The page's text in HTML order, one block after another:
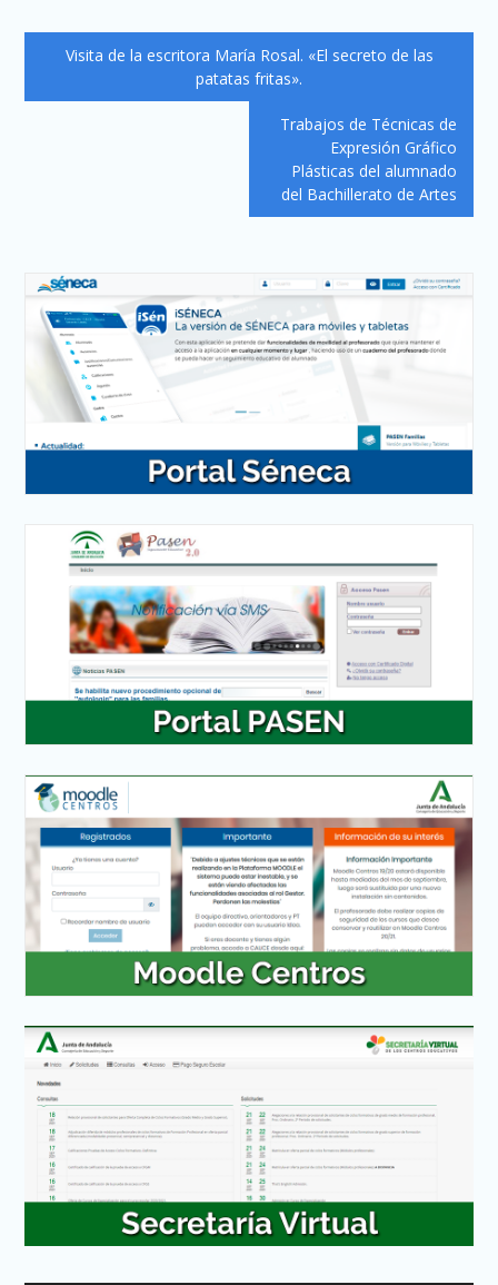
Navegación
Visita de la escritora María Rosal. «El secreto de las
patatas fritas».
Trabajos de Técnicas de
Expresión Gráfico
Plásticas del alumnado
del Bachillerato de Artes